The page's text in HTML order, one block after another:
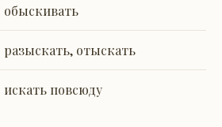
обыскивать
разыскать, отыскать
искать повсюду